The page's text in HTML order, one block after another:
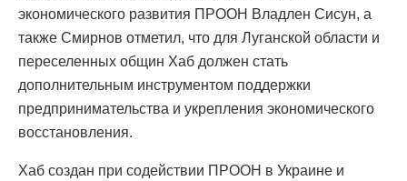
экономического развития ПРООН Владлен Сисун, а
также Смирнов отметил, что для Луганской области и
переселенных общин Хаб должен стать
дополнительным инструментом поддержки
предпринимательства и укрепления экономического
восстановления.
Хаб создан при содействии ПРООН в Украине и